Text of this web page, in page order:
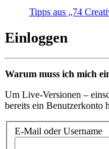
Tipps aus „74
Einloggen
Warum muss ich mich
Um Live-Versionen –
bereits ein Benutzerkonto
E-Mail oder Username